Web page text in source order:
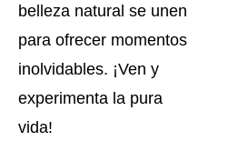
belleza natural se unen
para ofrecer momentos
inolvidables. ¡Ven y
experimenta la pura
vida!